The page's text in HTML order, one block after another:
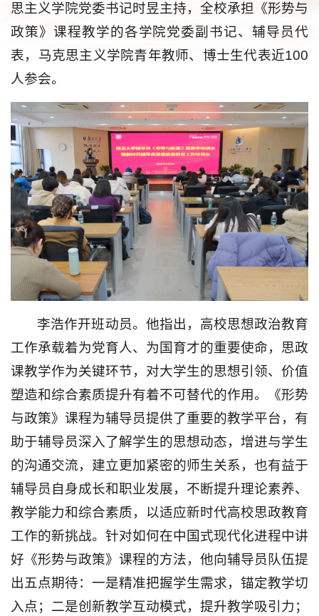
思主义学院党委书记时昱主持，全校承担《形势与
政策》课程教学的各学院党委副书记、辅导员代
表，马克思主义学院青年教师、博士生代表近100
人参会。
李浩作开班动员。他指出，高校思想政治教育
工作承载着为党育人、为国育才的重要使命，思政
课教学作为关键环节，对大学生的思想引领、价值
塑造和综合素质提升有着不可替代的作用。《形势
与政策》课程为辅导员提供了重要的教学平台，有
助于辅导员深入了解学生的思想动态，增进与学生
的沟通交流，建立更加紧密的师生关系，也有益于
辅导员自身成长和职业发展，不断提升理论素养、
教学能力和综合素质，以适应新时代高校思政教育
工作的新挑战。针对如何在中国式现代化进程中讲
好《形势与政策》课程的方法，他向辅导员队伍提
出五点期待：一是精准把握学生需求，锚定教学切
入点；二是创新教学互动模式，提升教学吸引力；